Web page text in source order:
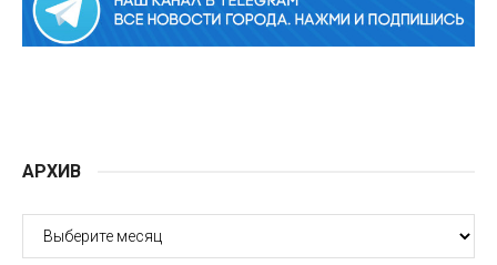
АРХИВ
АРХИВ